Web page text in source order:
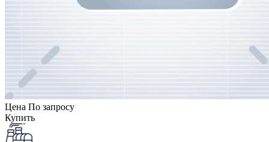
Цена По запросу
Купить